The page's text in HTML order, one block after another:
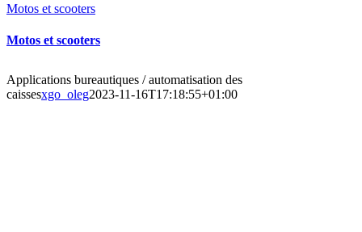
Motos et scooters
Motos et scooters
Applications bureautiques / automatisation des
caissesxgo_oleg2023-11-16T17:18:55+01:00